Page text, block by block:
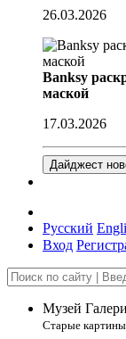
26.03.2026
Banksy
маской
17.03.2026
Дайджест
Русский
Вход
Музей
Старые картины